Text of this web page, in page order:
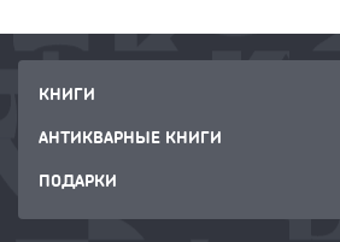
КНИГИ
АНТИКВАРНЫЕ КНИГИ
ПОДАРКИ